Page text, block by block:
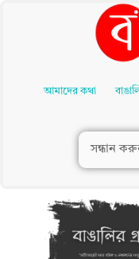
Contentআমাদের কথা